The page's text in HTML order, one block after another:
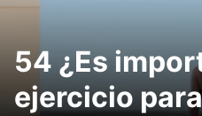
54 ¿Es
ejercicio